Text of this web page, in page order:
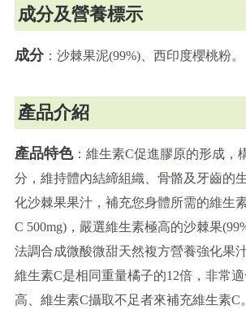
成分及營養標示
成分：沙棘果泥(99%)、西印度櫻桃粉。
產品介紹
產品特色：維生素C促進膠原的形成，
分，維持體內結締組織、骨骼及牙齒的
化沙棘果果汁，補充您身體所需的維生
C 500mg)，嚴選維生素極高的沙棘果
法調合成微酸微甜天然複方營養強化果
維生素C是相同重量橘子的12倍，非常
高、維生素C攝取不足者來補充維生素C。